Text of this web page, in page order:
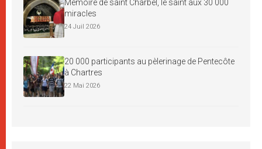
Mémoire de saint Charbel, le saint aux 30 000
miracles
24 Juil 2026
20 000 participants au pèlerinage de Pentecôte
à Chartres
22 Mai 2026